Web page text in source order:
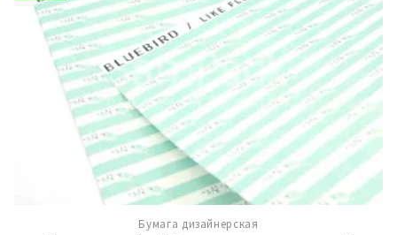
Бумага дизайнерская